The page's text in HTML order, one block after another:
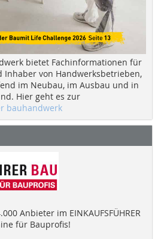
bietet Fachinformationen für
von Handwerksbetrieben,
im Neubau, im Ausbau und in
Hier geht es zur
bauhandwerk
Anbieter im EINKAUFSFÜHRER
für Bauprofis!